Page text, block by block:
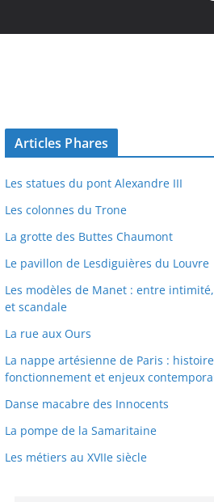
Articles Phares
Les statues du pont Alexandre III
Les colonnes du Trone
La grotte des Buttes Chaumont
Le pavillon de Lesdiguières du Louvre
Les modèles de Manet : entre
et scandale
La rue aux Ours
La nappe artésienne de Paris :
fonctionnement et enjeux
Danse macabre des Innocents
La pompe de la Samaritaine
Les métiers au XVIIe siècle